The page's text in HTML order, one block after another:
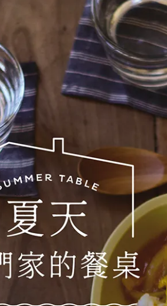
/
Sumiirihishigata 角入菱形豆皿 線
吳須藍
NT$370